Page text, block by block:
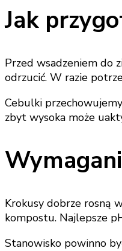
Jak
Przed wsadzeniem do
odrzucić. W razie
Cebulki
zbyt wysoka może
Krokusy dobrze rosną
kompostu. Najlepsze
Stanowisko powinno